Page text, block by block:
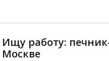
Ищу работу:
Москве